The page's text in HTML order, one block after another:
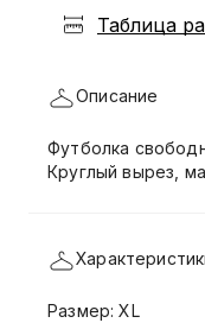
Таблица
Описание
Футболка
Круглый вырез,
Размер: XL